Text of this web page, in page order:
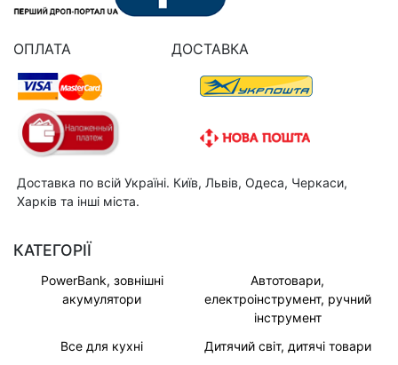
ОПЛАТА ДОСТАВКА
Доставка по всій Україні. Київ, Львів, Одеса, Черкаси,
Харків та інші міста.
КАТЕГОРІЇ
PowerBank, зовнішні
акумулятори
Автотовари,
електроінструмент, ручний
інструмент
Все для кухні
Дитячий світ, дитячі товари